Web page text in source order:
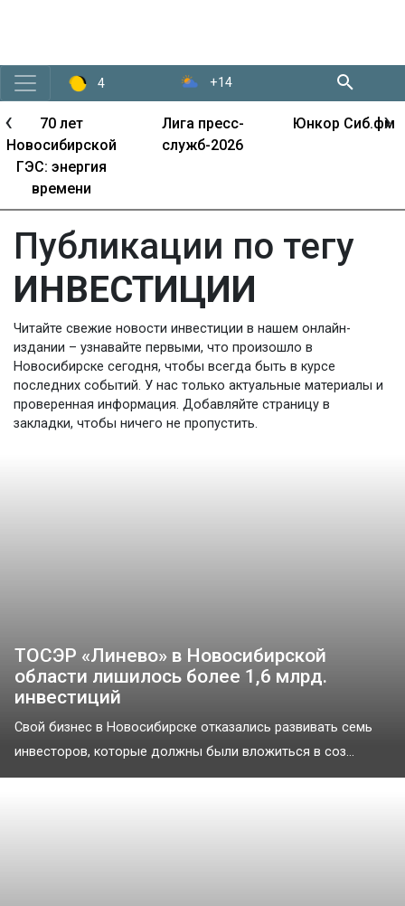
4 +14
Лига пресс-
служб-2026
Юнкор Сиб.фм Один день с...
‹ ›
Публикации по тегу
ИНВЕСТИЦИИ
Читайте свежие новости инвестиции в нашем онлайн-
издании – узнавайте первыми, что произошло в
Новосибирске сегодня, чтобы всегда быть в курсе
последних событий. У нас только актуальные материалы и
проверенная информация. Добавляйте страницу в
закладки, чтобы ничего не пропустить.
ТОСЭР «Линево» в Новосибирской
области лишилось более 1,6 млрд.
инвестиций
Свой бизнес в Новосибирске отказались развивать семь
инвесторов, которые должны были вложиться в соз...